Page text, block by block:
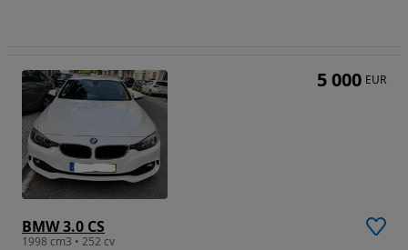
BMW 3.0 CS
1998 cm3 • 252 cv
5 000 EUR